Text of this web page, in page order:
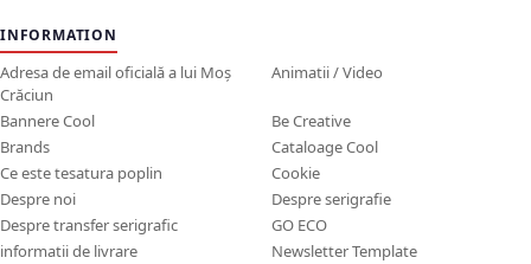
INFORMATION
Adresa de email oficială a lui Moș
Crăciun
Animatii / Video
Bannere Cool
Be Creative
Brands
Cataloage Cool
Ce este tesatura poplin
Cookie
Despre noi
Despre serigrafie
Despre transfer serigrafic
GO ECO
informatii de livrare
Newsletter Template